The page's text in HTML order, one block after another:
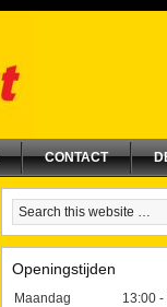
CONTACT
Openingstijden
Maandag
13:00